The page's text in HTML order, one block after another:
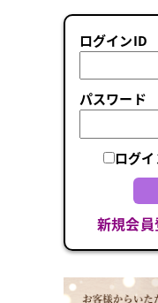
ログインID
パスワード
ログ
新規会